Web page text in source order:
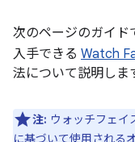
次のページのガイド
入手できる Watch
法について説明しま
注: ウォッチフェイ
に基づいて使用される